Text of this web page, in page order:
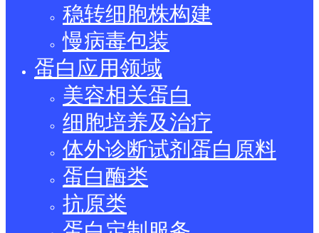
稳转细胞株构建
慢病毒包装
蛋白应用领域
美容相关蛋白
细胞培养及治疗
体外诊断试剂蛋白原料
蛋白酶类
抗原类